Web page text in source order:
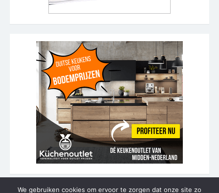
We gebruiken cookies om ervoor te zorgen dat onze site zo